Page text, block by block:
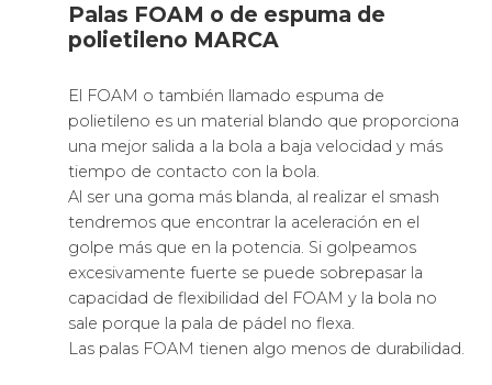
Palas FOAM o de espuma de
polietileno MARCA
El FOAM o también llamado espuma de
polietileno es un material blando que proporciona
una mejor salida a la bola a baja velocidad y más
tiempo de contacto con la bola.
Al ser una goma más blanda, al realizar el smash
tendremos que encontrar la aceleración en el
golpe más que en la potencia. Si golpeamos
excesivamente fuerte se puede sobrepasar la
capacidad de flexibilidad del FOAM y la bola no
sale porque la pala de pádel no flexa.
Las palas FOAM tienen algo menos de durabilidad.